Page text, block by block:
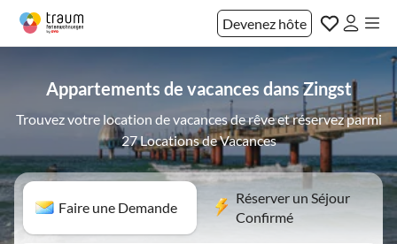
Devenez hôte
Appartements de vacances dans Zingst
Trouvez votre location de vacances de rêve et réservez parmi
27 Locations de Vacances
Faire une Demande
Réserver un Séjour
Confirmé